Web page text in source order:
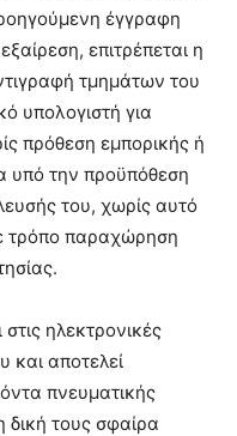
έγγραφη
επιτρέπεται η
τμημάτων του
υπολογιστή για
πρόθεση εμπορικής ή
υπό την προϋπόθεση
του, χωρίς αυτό
τρόπο παραχώρηση
ηλεκτρονικές
και αποτελεί
πνευματικής
δική τους σφαίρα